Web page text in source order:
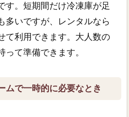
す。短期間だけ冷凍庫が足
多いですが、レンタルなら
て利用できます。大人数の
って準備できます。
ムで一時的に必要なとき